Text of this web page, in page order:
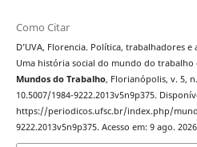
Como Citar
D’UVA, Florencia. Política, trabalhadores
Uma história social do mundo do
Mundos do Trabalho, Florianópolis, v. 5,
10.5007/1984-9222.2013v5n9p375.
https://periodicos.ufsc.br/index.php/
9222.2013v5n9p375. Acesso em: 9 ago.